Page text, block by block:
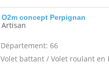
O2m concept Perpignan
Artisan
Département: 66
Volet battant / Volet roulant en